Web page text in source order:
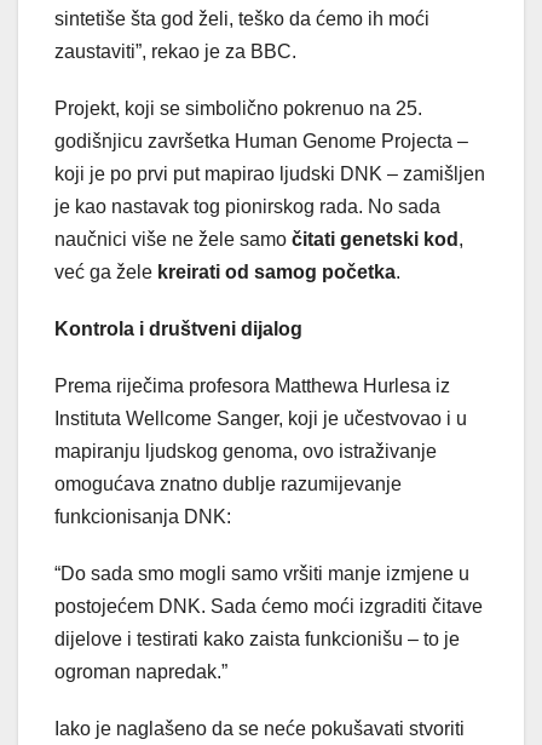
sintetiše šta god želi, teško da ćemo ih moći
zaustaviti”, rekao je za BBC.
Projekt, koji se simbolično pokrenuo na 25.
godišnjicu završetka Human Genome Projecta –
koji je po prvi put mapirao ljudski DNK – zamišljen
je kao nastavak tog pionirskog rada. No sada
naučnici više ne žele samo čitati genetski kod ,
već ga žele kreirati od samog početka.
Kontrola i društveni dijalog
Prema riječima profesora Matthewa Hurlesa iz
Instituta Wellcome Sanger, koji je učestvovao i u
mapiranju ljudskog genoma, ovo istraživanje
omogućava znatno dublje razumijevanje
funkcionisanja DNK:
“Do sada smo mogli samo vršiti manje izmjene u
postojećem DNK. Sada ćemo moći izgraditi čitave
dijelove i testirati kako zaista funkcionišu – to je
ogroman napredak.”
Iako je naglašeno da se neće pokušavati stvoriti